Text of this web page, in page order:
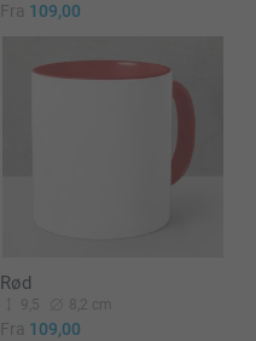
Fra 109,00
Rød
9,5 8,2 cm
Fra 109,00